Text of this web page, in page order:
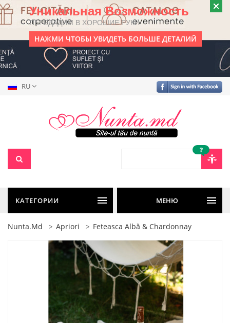
Уникальная Возможность
ПЕРЕДАДИМ В ХОРОШИЕ РУКИ
НАЖМИ ЧТОБЫ УВИДЕТЬ БОЛЬШЕ ДЕТАЛИЙ
RU
?
КАТЕГОРИИ МЕНЮ
Nunta.md Apriori Feteasca Albă & Chardonnay